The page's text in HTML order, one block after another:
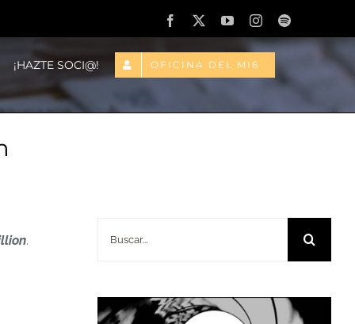
Facebook
X YouTubeInstagramSpotify
¡HAZTE SOCI@! OFICINA DEL MI6
.